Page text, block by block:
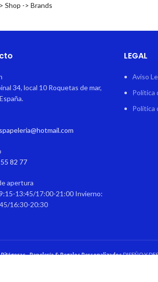
Shop -> Brands
34, local 10 Roquetas de mar,
82 77
apertura
13:45/17:00-21:00 Invierno:
16:30-20:30
LEGAL
Aviso
Política
Política
Pitágoras - Papelería & Regalos PersonalizadosDISEÑO Y